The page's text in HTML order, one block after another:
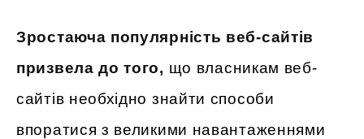
Зростаюча популярність веб-сайтів
призвела до того, що власникам веб-
сайтів необхідно знайти способи
впоратися з великими навантаженнями